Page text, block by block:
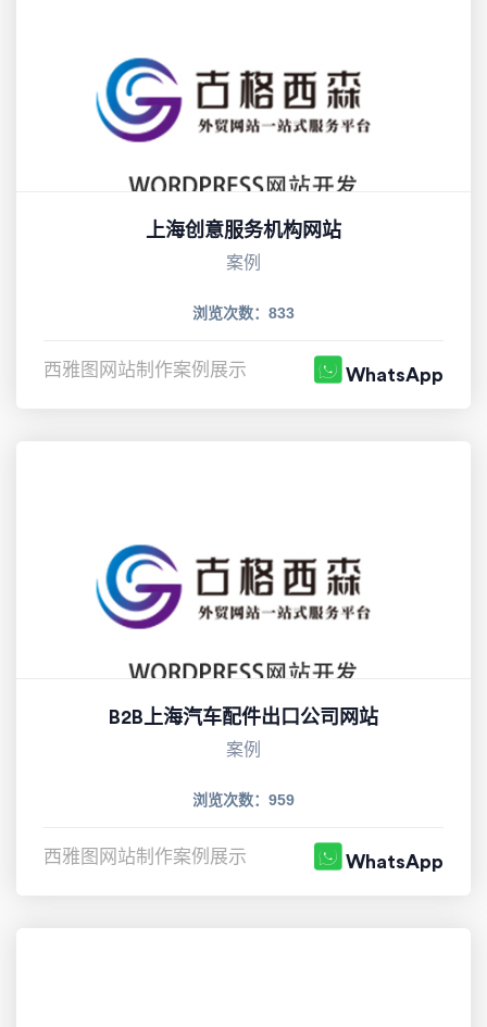
上海创意服务机构网站
案例
浏览次数：833
西雅图网站制作案例展示 WhatsApp
B2B上海汽车配件出口公司网站
案例
浏览次数：959
西雅图网站制作案例展示 WhatsApp